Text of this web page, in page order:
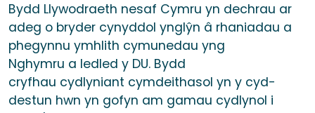
Bydd Llywodraeth nesaf Cymru yn dechrau ar
adeg o bryder cynyddol ynglŷn â rhaniadau a
phegynnu ymhlith cymunedau yng
Nghymru a ledled y DU. Bydd
cryfhau cydlyniant cymdeithasol yn y cyd-
destun hwn yn gofyn am gamau cydlynol i